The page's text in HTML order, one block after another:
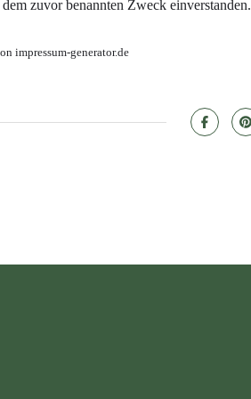
zuvor benannten Zweck einverstanden.
impressum-generator.de